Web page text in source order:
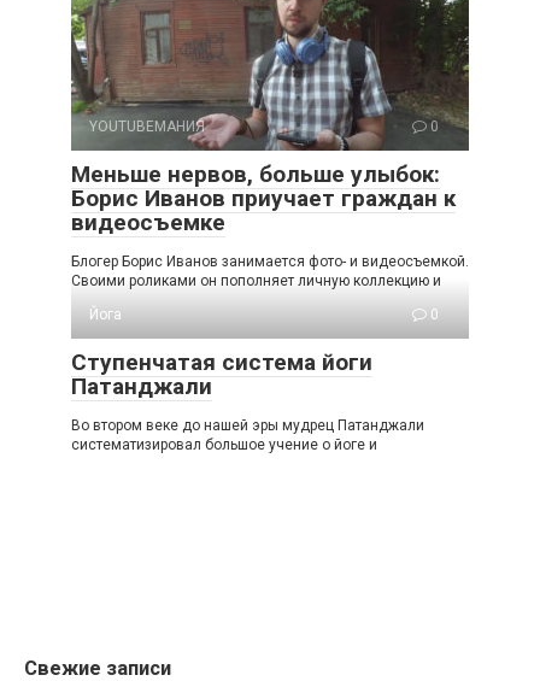
YOUTUBEМАНИЯ 0
Меньше нервов, больше улыбок:
Борис Иванов приучает граждан к
видеосъемке
Блогер Борис Иванов занимается фото- и видеосъемкой.
Своими роликами он пополняет личную коллекцию и
Йога
0
Ступенчатая система йоги
Патанджали
Во втором веке до нашей эры мудрец Патанджали
систематизировал большое учение о йоге и
Свежие записи